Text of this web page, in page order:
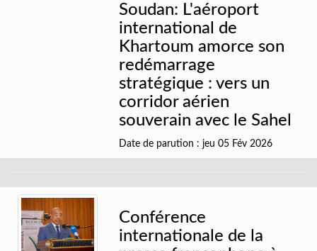
Soudan: L'aéroport
international de
Khartoum amorce son
redémarrage
stratégique : vers un
corridor aérien
souverain avec le Sahel
Date de parution : jeu 05 Fév 2026
Conférence
internationale de la